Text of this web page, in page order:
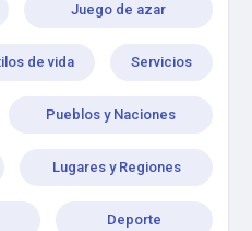
Juego de azar
de vida Servicios
Pueblos y Naciones
Lugares y Regiones
Deporte